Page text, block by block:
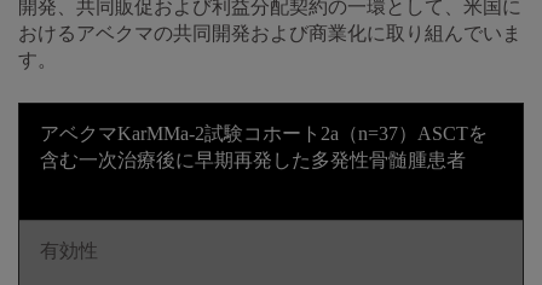
開発、共同販促および利益分配契約の一環として、米国に
おけるアベクマの共同開発および商業化に取り組んでいま
す。
アベクマKarMMa-2試験コホート2a（n=37）ASCTを
含む一次治療後に早期再発した多発性骨髄腫患者
有効性